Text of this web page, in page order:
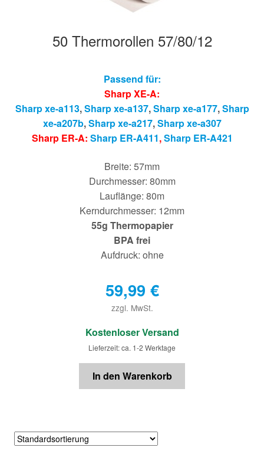
50 Thermorollen 57/80/12
Passend für:
Sharp XE-A:
Sharp xe-a113,Sharp xe-a137,Sharp xe-a177,Sharp
xe-a207b,Sharp xe-a217,Sharp xe-a307
Sharp ER-A: Sharp ER-A411,Sharp ER-A421
Breite: 57mm
Durchmesser: 80mm
Lauflänge: 80m
Kerndurchmesser: 12mm
55g Thermopapier
BPA frei
Aufdruck: ohne
59,99 €
zzgl. MwSt.
€
Kostenloser Versand
Lieferzeit: ca. 1-2 Werktage
In den Warenkorb